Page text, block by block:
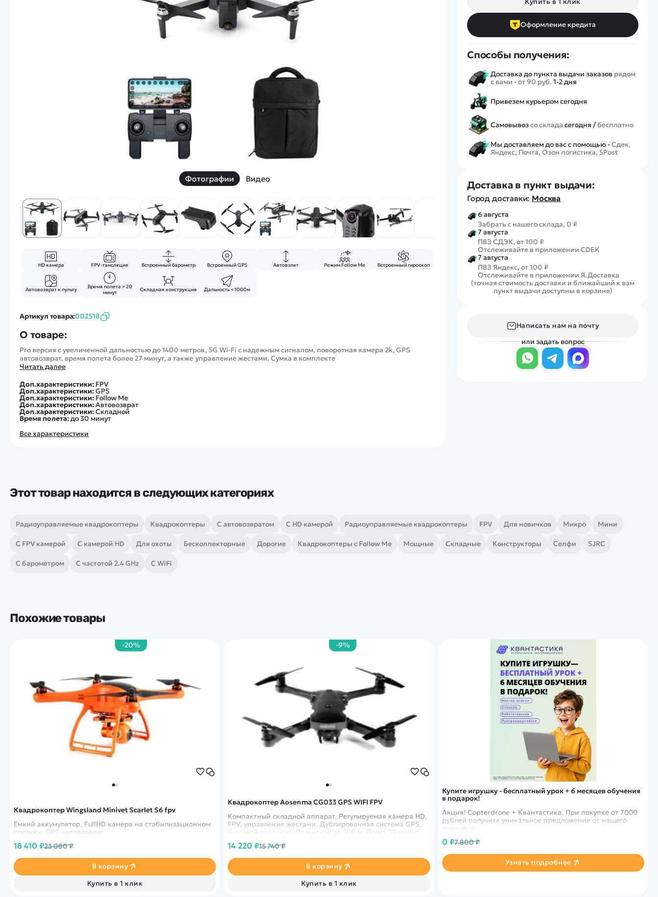
Дроны с 4k камерой
Скоростной катер
Машины 1 к 10
Скидки
Смотреть -30%
Фотографии Видео
HD камера FPV-тансляция Встроенный барометр Встроенный GPS Автовзлет Режим Follow Me Встроенный гироскоп
Автовозврат к пульту
Время полета > 20
минут
Складная конструкция Дальность < 1000м
Артикул товара:002518
О товаре:
Pro версия с увеличенной дальностью до 1400 метров, 5G Wi-Fi с надежным сигналом, поворотная камера 2k, GPS
автовозврат, время полета более 27 минут, а также управление жестами. Сумка в комплекте
Читать далее
Доп.характеристики: FPV
Доп.характеристики:GPS
Доп.характеристики: Follow Me
Доп.характеристики:Автовозврат
Доп.характеристики:Складной
Время полета:до 30 минут
Все характеристики
Оформление кредита
Способы получения:
Доставка до пункта выдачи заказов рядом
с вами - от 90 руб. 1-2 дня
Привезем курьером сегодня
Самовывозсо склада сегодня /бесплатно
Мы доставляем до вас с помощью -Сдек,
Яндекс, Почта, Озон логистика, 5Post
Доставка в пункт выдачи:
Город доставки: Москва
6 августа
Забрать с нашего склада, 0 ₽
7 августа
ПВЗ СДЭК, от 100 ₽
Отслеживайте в приложении CDEK
7 августа
ПВЗ Яндекс, от 100 ₽
Отслеживайте в приложении Я.Доставка
(точная стоимость доставки и ближайший к вам
пункт выдачи доступны в корзине)
Написать нам на почту
или задать вопрос
Этот товар находится в следующих категориях
Радиоуправляемые квадрокоптеры Квадрокоптеры С автовозвратом С HD камерой Радиоуправляемые квадрокоптеры FPV Для новичков Микро Мини
С FPV камерой С камерой HD Для охоты Бесколлекторные Дорогие Квадрокоптеры с Follow Me Мощные Складные Конструкторы Селфи SJRC
С барометром С частотой 2.4 GHz С WiFi
Похожие товары
Купите игрушку - бесплатный урок + 6 месяцев обучения
в подарок!
Акция! Copterdrone + Квантастика. При покупке от 7000
рублей получите уникальное предложение от нашего
партнера
0 ₽7 800 ₽
Узнать подробнее
-20%
Квадрокоптер Wingsland Minivet Scarlet S6 fpv
Емкий аккумулятор, FullHD камера на стабилизационном
подвесе, GPS-автовозврат
18 410 ₽23 080 ₽
В корзину
Купить в 1 клик
-9%
Квадрокоптер Aosenma CG033 GPS WIFI FPV
Компактный складной аппарат. Регулируемая камера HD,
FPV, управление жестами. Дублированная система GPS,
6-осевой гироскоп. Дальность до 500 м. Полет 20 минут.
14 220 ₽15 740 ₽
В корзину
Купить в 1 клик
Заказать звонок
Наши соцсети:
Спецтехника
Конструкторы